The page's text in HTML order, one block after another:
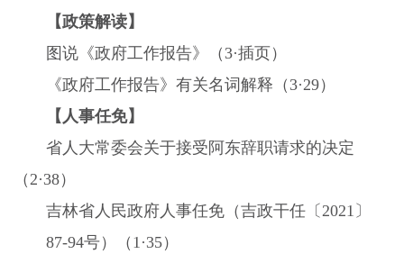
【政策解读】
图说《政府工作报告》（ 3·插页）
《政府工作报告》有关名词解释（ 3·29）
【人事任免】
省人大常委会关于接受阿东辞职请求的决定
（ 2·38）
吉林省人民政府人事任免（吉政干任〔2021 〕
87-94号）（ 1 ·35）